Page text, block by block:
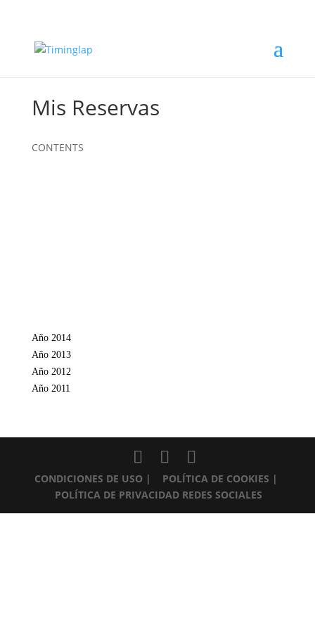
Mis Reservas
CONTENTS
Año 2014
Año 2013
Año 2012
Año 2011
CONDICIONES DE USO | POLÍTICA DE COOKIES |
POLÍTICA DE PRIVACIDAD REDES SOCIALES